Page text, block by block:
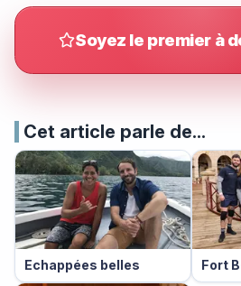
Soyez le premier à
Cet article parle de...
Echappées belles Fort